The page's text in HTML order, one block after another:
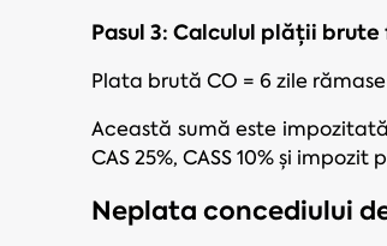
Pasul 3: Calculul plății
Plata brută CO = 6 zile
Această sumă este
CAS 25%, CASS 10% și impozit
Neplata concediului